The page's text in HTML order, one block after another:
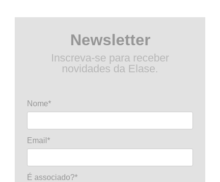
Newsletter
Inscreva-se para receber
novidades da Elase.
Nome*
Email*
É associado?*